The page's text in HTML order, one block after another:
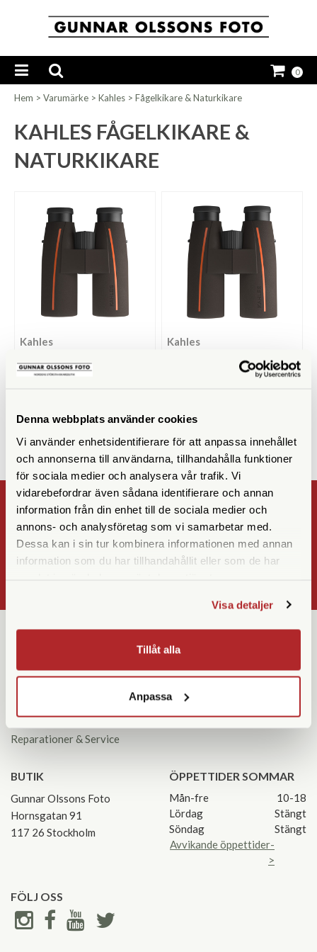
Denna webbplats använder cookies
Vi använder enhetsidentifierare för att anpassa innehållet
och annonserna till användarna, tillhandahålla funktioner
för sociala medier och analysera vår trafik. Vi
vidarebefordrar även sådana identifierare och annan
information från din enhet till de sociala medier och
annons- och analysföretag som vi samarbetar med.
Dessa kan i sin tur kombinera informationen med annan
information som du har tillhandahållit eller som de har
Visa detaljer
Tillåt alla
Anpassa
0
Hem > Varumärke > Kahles > Fågelkikare & Naturkikare
KAHLES FÅGELKIKARE &
NATURKIKARE
Kahles
Kahles Helia S 8x42
Kahles
Kahles Helia S 10x42
NYHETSBREV
Registrera
OK
Kontakta oss
Reparationer & Service
KONTAKTA OSS
08 55 60 60 50
BUTIK
Gunnar Olssons Foto
Hornsgatan 91
117 26 Stockholm
ÖPPETTIDER SOMMAR
Mån-fre
10-18
Lördag
Stängt
Söndag
Stängt
Avvikande öppettider-
>
FÖLJ OSS